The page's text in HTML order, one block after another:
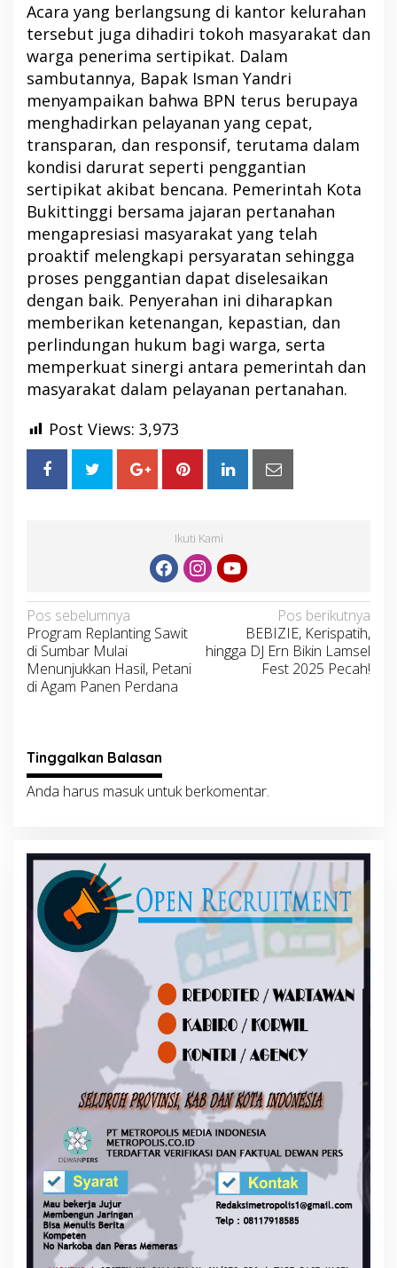
Acara yang berlangsung di kantor kelurahan
tersebut juga dihadiri tokoh masyarakat dan
warga penerima sertipikat. Dalam
sambutannya, Bapak Isman Yandri
menyampaikan bahwa BPN terus berupaya
menghadirkan pelayanan yang cepat,
transparan, dan responsif, terutama dalam
kondisi darurat seperti penggantian
sertipikat akibat bencana. Pemerintah Kota
Bukittinggi bersama jajaran pertanahan
mengapresiasi masyarakat yang telah
proaktif melengkapi persyaratan sehingga
proses penggantian dapat diselesaikan
dengan baik. Penyerahan ini diharapkan
memberikan ketenangan, kepastian, dan
perlindungan hukum bagi warga, serta
memperkuat sinergi antara pemerintah dan
masyarakat dalam pelayanan pertanahan.
Post Views: 3,973
Ikuti Kami
Navigasi
pos
Pos sebelumnya
Program Replanting Sawit
di Sumbar Mulai
Menunjukkan Hasil, Petani
di Agam Panen Perdana
Pos berikutnya
BEBIZIE, Kerispatih,
hingga DJ Ern Bikin Lamsel
Fest 2025 Pecah!
Tinggalkan Balasan
Anda harus masukuntuk berkomentar.